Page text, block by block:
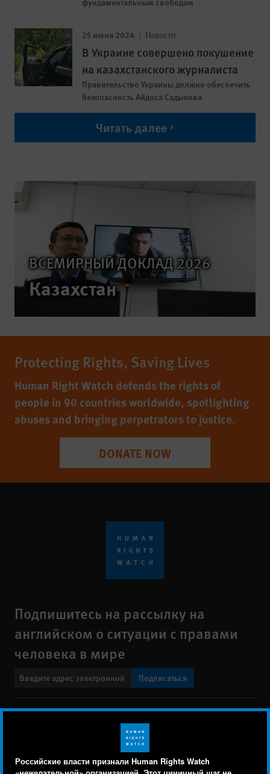
Российские власти признали Human Rights Watch
25 июня 2024 Новости
В Украине совершено покушение
на казахстанского журналиста
Правительство Украины должно обеспечить
безопасность Айдоса Садыкова
Читать далее
ВСЕМИРНЫЙ ДОКЛАД 2026
Казахстан
Protecting Rights, Saving Lives
Human Right Watch defends the rights of
people in 90 countries worldwide, spotlighting
abuses and bringing perpetrators to justice.
DONATE NOW
Подпишитесь на рассылку на
английском о ситуации с правами
человека в мире
Подписаться
Свяжитесь с нами
menu
Заявление о политике конфиденциальности
Карта сайта